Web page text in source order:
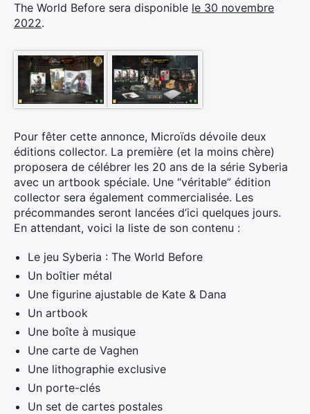
The World Before sera disponible le 30 novembre
2022.
Pour fêter cette annonce, Microïds dévoile deux
éditions collector. La première (et la moins chère)
proposera de célébrer les 20 ans de la série Syberia
avec un artbook spéciale. Une “véritable” édition
collector sera également commercialisée. Les
précommandes seront lancées d’ici quelques jours.
En attendant, voici la liste de son contenu :
Le jeu Syberia : The World Before
Un boîtier métal
Une figurine ajustable de Kate & Dana
Un artbook
Une boîte à musique
Une carte de Vaghen
Une lithographie exclusive
Un porte-clés
Un set de cartes postales